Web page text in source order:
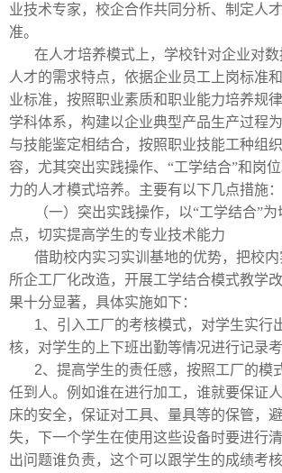
业技术专家，校企合作共同分析、制定人
准。
在人才培养模式上，学校针对企业对
人才的需求特点，依据企业员工上岗标准
业标准，按照职业素质和职业能力培养规
学科体系，构建以企业典型产品生产过程为
与技能鉴定相结合，按照职业技能工种组
容，尤其突出实践操作、“工学结合”和岗
力的人才模式培养。主要有以下几点措施：
（一）突出实践操作，以“工学结合”为
点，切实提高学生的专业技术能力
借助校内实习实训基地的优势，把校内
所企工厂化改造，开展工学结合模式教学
果十分显著，具体实施如下：
1、引入工厂的考核模式，对学生实行
核，对学生的上下班出勤等情况进行记录考
2、提高学生的责任感，按照工厂的模
任到人。例如谁在进行加工，谁就要保证
床的安全，保证对工具、量具等的保管，
失，下一个学生在使用这些设备时要进行
出问题谁负责，这个可以跟学生的成绩考核